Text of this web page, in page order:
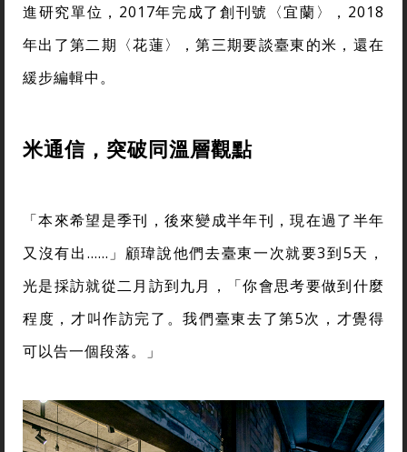
進研究單位，2017年完成了創刊號〈宜蘭〉，2018
年出了第二期〈花蓮〉，第三期要談臺東的米，還在
緩步編輯中。
米通信，突破同溫層觀點
「本來希望是季刊，後來變成半年刊，現在過了半年
又沒有出……」顧瑋說他們去臺東一次就要3到5天，
光是採訪就從二月訪到九月，「你會思考要做到什麼
程度，才叫作訪完了。我們臺東去了第5次，才覺得
可以告一個段落。」